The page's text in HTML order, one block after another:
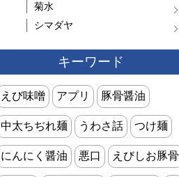
菊水
シマダヤ
キーワード
えび味噌 アプリ 豚骨醤油
中太ちぢれ麺 うわさ話 つけ麺
にんにく醤油 悪口 えびしお豚骨